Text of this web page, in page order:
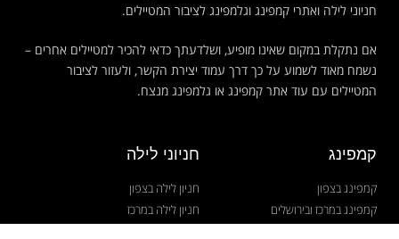
חניוני לילה ואתרי קמפינג וגלמפינג לציבור המטיילים.
אם נתקלת במקום שאינו מופיע, ושלדעתך כדאי להכיר למטיילים אחרים –
נשמח מאוד לשמוע על כך דרך עמוד יצירת הקשר, ולעזור לציבור
המטיילים עם עוד אתר קמפינג או גלמפינג מנצח.
קמפינג
קמפינג בצפון
קמפינג במרכז ובירושלים
חניוני לילה
חניון לילה בצפון
חניון לילה במרכז